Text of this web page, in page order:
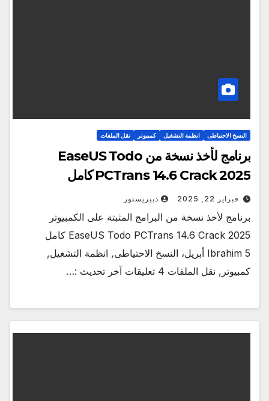
النسخ الاحتياطى انظمة التشغيل كمبيوتر نقل الملفات
برنامج لأخذ نسخة من EaseUS Todo
PCTrans 14.6 Crack 2025 كامل
فبراير 22, 2025 ديبريستور
برنامج لأخذ نسخة من البرامج المثبتة على الكمبيوتر
EaseUS Todo PCTrans 14.6 Crack 2025 كامل
Ibrahim 5 أبريل، النسخ الاحتياطى, انظمة التشغيل,
كمبيوتر, نقل الملفات 4 تعليقات آخر تحديث :…